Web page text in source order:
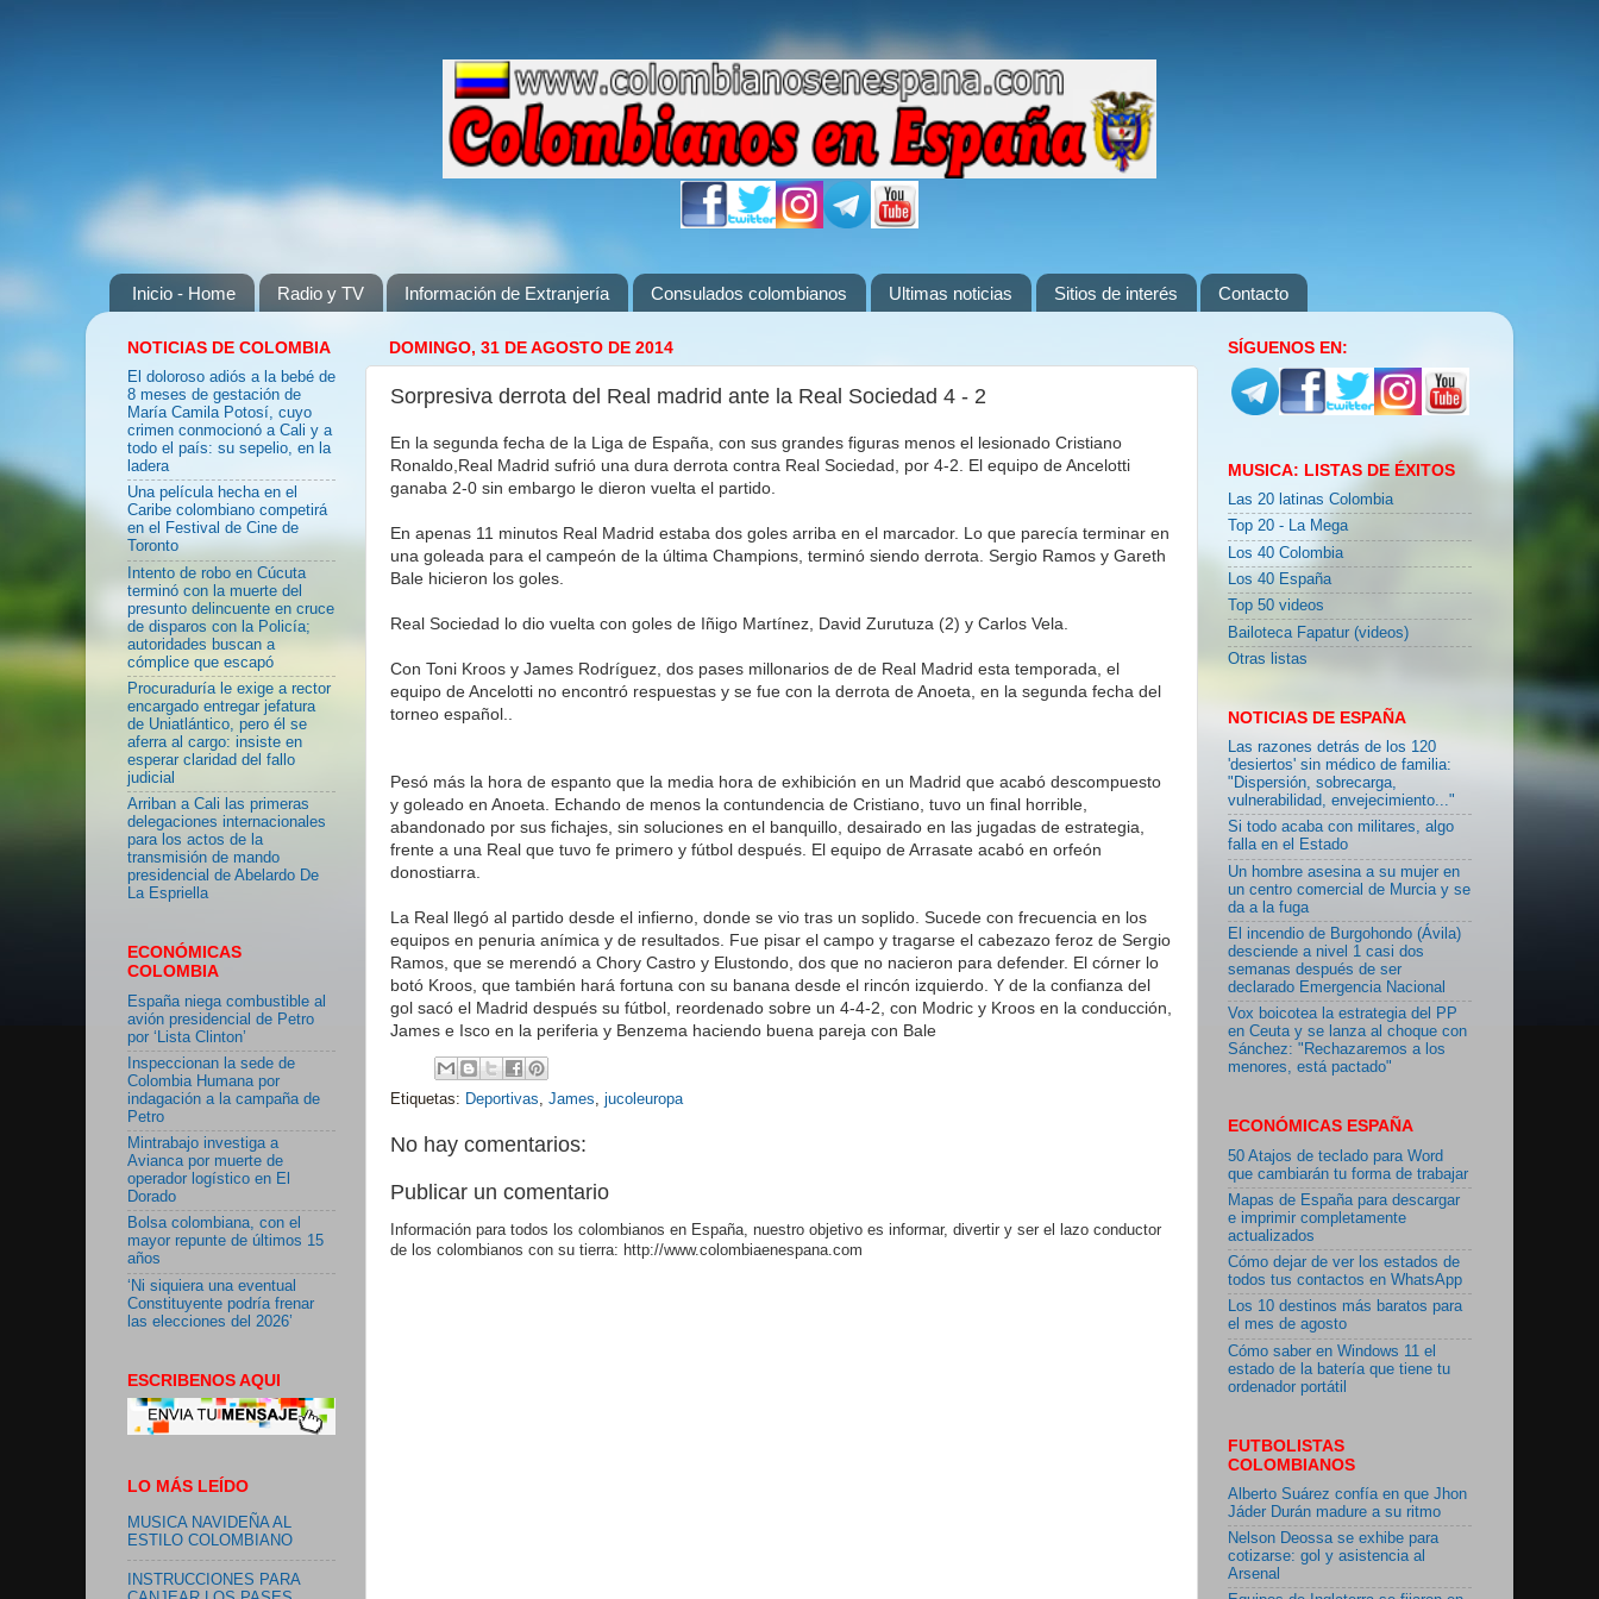
Inicio - Home Radio y TV Información de Extranjería Consulados colombianos Ultimas noticias Sitios de interés Contacto
DOMINGO, 31 DE AGOSTO DE 2014
Sorpresiva derrota del Real madrid ante la Real Sociedad 4 - 2
En la segunda fecha de la Liga de España, con sus grandes figuras menos el lesionado Cristiano
Ronaldo,Real Madrid sufrió una dura derrota contra Real Sociedad, por 4-2. El equipo de Ancelotti
ganaba 2-0 sin embargo le dieron vuelta el partido.
En apenas 11 minutos Real Madrid estaba dos goles arriba en el marcador. Lo que parecía terminar en
una goleada para el campeón de la última Champions, terminó siendo derrota. Sergio Ramos y Gareth
Bale hicieron los goles.
Real Sociedad lo dio vuelta con goles de Iñigo Martínez, David Zurutuza (2) y Carlos Vela.
Con Toni Kroos y James Rodríguez, dos pases millonarios de de Real Madrid esta temporada, el
equipo de Ancelotti no encontró respuestas y se fue con la derrota de Anoeta, en la segunda fecha del
torneo español..
Pesó más la hora de espanto que la media hora de exhibición en un Madrid que acabó descompuesto
y goleado en Anoeta. Echando de menos la contundencia de Cristiano, tuvo un final horrible,
abandonado por sus fichajes, sin soluciones en el banquillo, desairado en las jugadas de estrategia,
frente a una Real que tuvo fe primero y fútbol después. El equipo de Arrasate acabó en orfeón
donostiarra.
La Real llegó al partido desde el infierno, donde se vio tras un soplido. Sucede con frecuencia en los
equipos en penuria anímica y de resultados. Fue pisar el campo y tragarse el cabezazo feroz de Sergio
Ramos, que se merendó a Chory Castro y Elustondo, dos que no nacieron para defender. El córner lo
botó Kroos, que también hará fortuna con su banana desde el rincón izquierdo. Y de la confianza del
gol sacó el Madrid después su fútbol, reordenado sobre un 4-4-2, con Modric y Kroos en la conducción,
James e Isco en la periferia y Benzema haciendo buena pareja con Bale
Etiquetas: Deportivas, James, jucoleuropa
No hay comentarios:
Publicar un comentario
Información para todos los colombianos en España, nuestro objetivo es informar, divertir y ser el lazo conductor
de los colombianos con su tierra: http://www.colombiaenespana.com
NOTICIAS DE COLOMBIA
El doloroso adiós a la bebé de
8 meses de gestación de
María Camila Potosí, cuyo
crimen conmocionó a Cali y a
todo el país: su sepelio, en la
ladera
Una película hecha en el
Caribe colombiano competirá
en el Festival de Cine de
Toronto
Intento de robo en Cúcuta
terminó con la muerte del
presunto delincuente en cruce
de disparos con la Policía;
autoridades buscan a
cómplice que escapó
Procuraduría le exige a rector
encargado entregar jefatura
de Uniatlántico, pero él se
aferra al cargo: insiste en
esperar claridad del fallo
judicial
Arriban a Cali las primeras
delegaciones internacionales
para los actos de la
transmisión de mando
presidencial de Abelardo De
La Espriella
ECONÓMICAS
COLOMBIA
España niega combustible al
avión presidencial de Petro
por ‘Lista Clinton’
Inspeccionan la sede de
Colombia Humana por
indagación a la campaña de
Petro
Mintrabajo investiga a
Avianca por muerte de
operador logístico en El
Dorado
Bolsa colombiana, con el
mayor repunte de últimos 15
años
‘Ni siquiera una eventual
Constituyente podría frenar
las elecciones del 2026’
ESCRIBENOS AQUI
LO MÁS LEÍDO
MUSICA NAVIDEÑA AL
ESTILO COLOMBIANO
INSTRUCCIONES PARA
SÍGUENOS EN:
MUSICA: LISTAS DE ÉXITOS
Las 20 latinas Colombia
Top 20 - La Mega
Los 40 Colombia
Los 40 España
Top 50 videos
Bailoteca Fapatur (videos)
Otras listas
NOTICIAS DE ESPAÑA
Las razones detrás de los 120
'desiertos' sin médico de familia:
"Dispersión, sobrecarga,
vulnerabilidad, envejecimiento..."
Si todo acaba con militares, algo
falla en el Estado
Un hombre asesina a su mujer en
un centro comercial de Murcia y se
da a la fuga
El incendio de Burgohondo (Ávila)
desciende a nivel 1 casi dos
semanas después de ser
declarado Emergencia Nacional
Vox boicotea la estrategia del PP
en Ceuta y se lanza al choque con
Sánchez: "Rechazaremos a los
menores, está pactado"
ECONÓMICAS ESPAÑA
50 Atajos de teclado para Word
que cambiarán tu forma de trabajar
Mapas de España para descargar
e imprimir completamente
actualizados
Cómo dejar de ver los estados de
todos tus contactos en WhatsApp
Los 10 destinos más baratos para
el mes de agosto
Cómo saber en Windows 11 el
estado de la batería que tiene tu
ordenador portátil
FUTBOLISTAS
COLOMBIANOS
Alberto Suárez confía en que Jhon
Jáder Durán madure a su ritmo
Nelson Deossa se exhibe para
cotizarse: gol y asistencia al
Arsenal